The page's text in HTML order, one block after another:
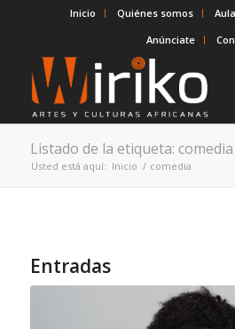
Inicio Quiénes somos
Anúnciate
Listado de la etiqueta: comedia
Usted está aquí: Inicio / comedia
Entradas